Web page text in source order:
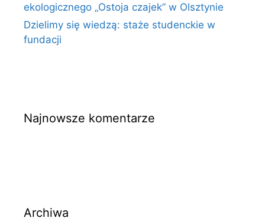
ekologicznego „Ostoja czajek” w Olsztynie
Dzielimy się wiedzą: staże studenckie w
fundacji
Najnowsze komentarze
Archiwa